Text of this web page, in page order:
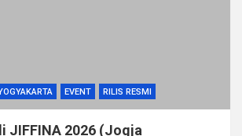
EVENT RILIS RESMI
JIFFINA 2026 (Jogja